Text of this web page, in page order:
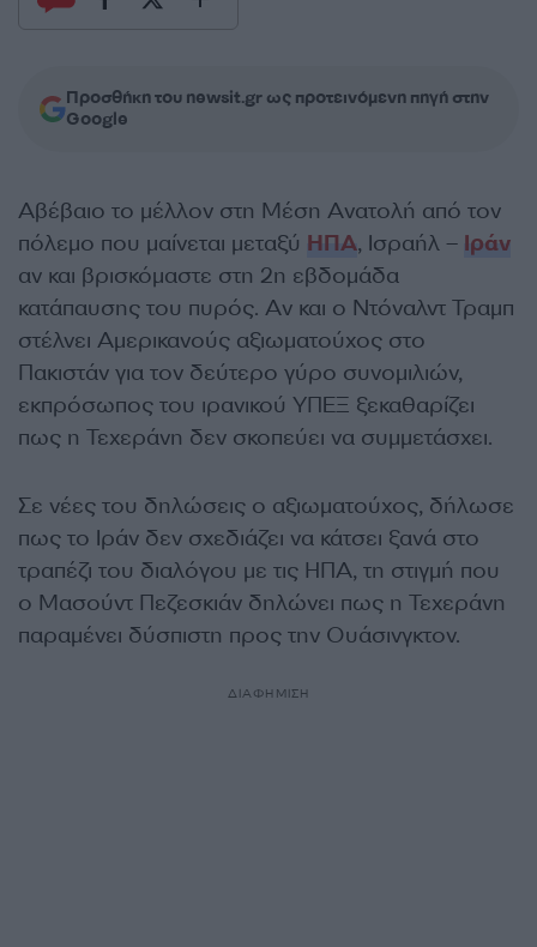
Προσθήκη του newsit.gr ως προτεινόμενη πηγή στην
Google
Αβέβαιο το μέλλον στη Μέση Ανατολή από τον
πόλεμο που μαίνεται μεταξύ ΗΠΑ, Ισραήλ – Ιράν
αν και βρισκόμαστε στη 2η εβδομάδα
κατάπαυσης του πυρός. Αν και ο Ντόναλντ Τραμπ
στέλνει Αμερικανούς αξιωματούχος στο
Πακιστάν για τον δεύτερο γύρο συνομιλιών,
εκπρόσωπος του ιρανικού ΥΠΕΞ ξεκαθαρίζει
πως η Τεχεράνη δεν σκοπεύει να συμμετάσχει.
Σε νέες του δηλώσεις ο αξιωματούχος, δήλωσε
πως το Ιράν δεν σχεδιάζει να κάτσει ξανά στο
τραπέζι του διαλόγου με τις ΗΠΑ, τη στιγμή που
ο Μασούντ Πεζεσκιάν δηλώνει πως η Τεχεράνη
παραμένει δύσπιστη προς την Ουάσινγκτον.
ΔΙΑΦΗΜΙΣΗ